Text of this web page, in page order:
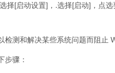
[启动设置]，.选择[启动]，点选
测和解决某些系统问题而阻止
骤：